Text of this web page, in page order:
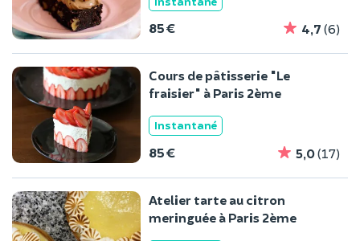
85 € 4,7 (6)
Cours de pâtisserie "Le
fraisier" à Paris 2ème
Instantané
85 € 5,0(17)
Atelier tarte au citron
meringuée à Paris 2ème